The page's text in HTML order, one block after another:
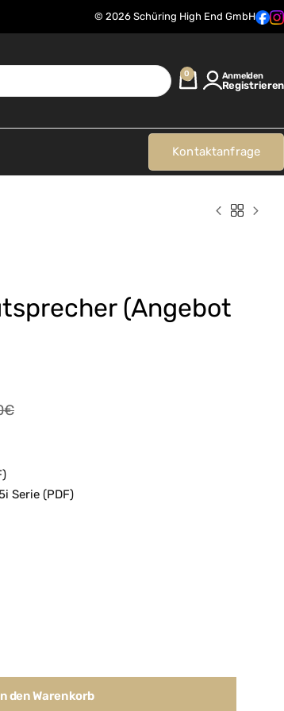
© 2026 Schüring High End GmbH
0 Anmelden
Registrieren
Kontaktanfrage
(Angebot
€
Serie (PDF)
den Warenkorb